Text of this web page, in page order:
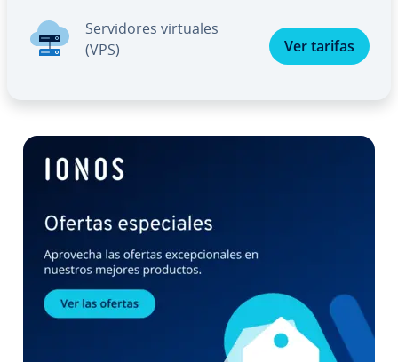
Se­r­vi­do­res virtuales
(VPS)
Ver tarifas